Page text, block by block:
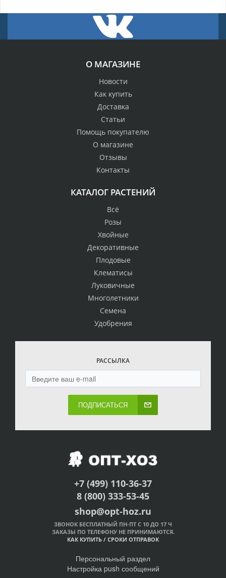
О МАГАЗИНЕ
Новости
Как купить
Доставка
Статьи
Помощь покупателю
О магазине
Отзывы
Контакты
КАТАЛОГ РАСТЕНИЙ
Всё
Розы
Хвойные
Декоративные
Плодовые
Клематисы
Луковичные
Многолетники
Семена
Удобрения
РАССЫЛКА
ПОДПИСАТЬСЯ
+7 (499) 110-36-37
8 (800) 333-53-45
shop@opt-hoz.ru
ЗВОНОК БЕСПЛАТНЫЙ ПН-ПТ С 10 ДО 17 Ч
ЗАКАЗЫ ПО ТЕЛЕФОНУ НЕ ПРИНИМАЮТСЯ.
КАК КУПИТЬ / СРОКИ ОТПРАВОК
Персональный раздел
Настройка push сообщений